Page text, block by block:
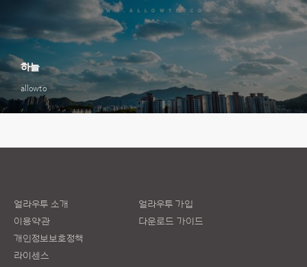
allowto
하늘
얼라우투 소개
이용약관
개인정보보호정책
라이센스
얼라우투 가입
다운로드 가이드